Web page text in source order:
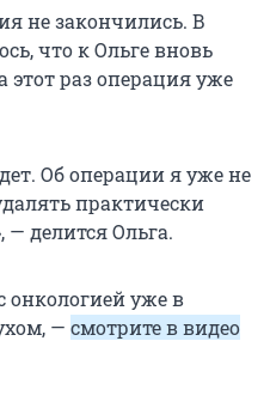
не закончились. В
что к Ольге вновь
этот раз операция уже
Об операции я уже не
практически
— делится Ольга.
онкологией уже в
— смотрите в видео